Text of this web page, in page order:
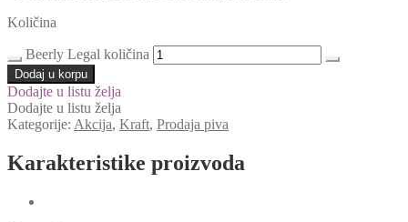
Količina
Beerly Legal količina
Dodaj u korpu
Dodajte u listu želja
Dodajte u listu želja
Kategorije: Akcija, Kraft, Prodaja piva
Karakteristike proizvoda